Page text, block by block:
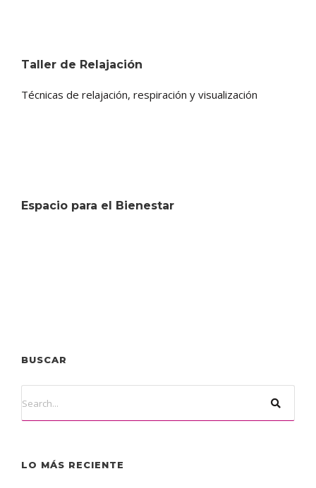
Taller de Relajación
Técnicas de relajación, respiración y visualización
Espacio para el Bienestar
BUSCAR
LO MÁS RECIENTE